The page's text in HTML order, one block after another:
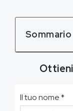
Sommario
Il tuo nome*